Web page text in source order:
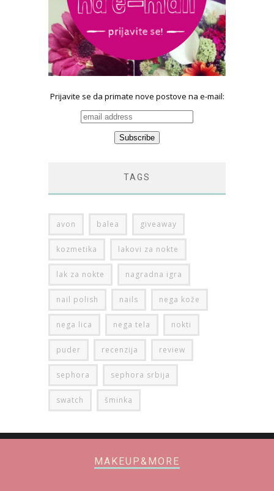
Prijavite se da primate nove postove na e-mail:
TAGS
avon balea giveaway
kozmetika lakovi za nokte
lak za nokte nagradna igra
nail polish nails nega kože
nega lica nega tela nokti
puder recenzija review
sephora sephora srbija
swatch šminka
MAKEUP&MORE